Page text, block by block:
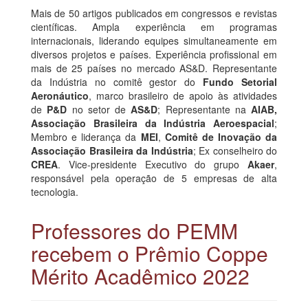
Mais de 50 artigos publicados em congressos e revistas
científicas. Ampla experiência em programas
internacionais, liderando equipes simultaneamente em
diversos projetos e países. Experiência profissional em
mais de 25 países no mercado AS&D. Representante
da Indústria no comitê gestor do Fundo Setorial
Aeronáutico, marco brasileiro de apoio às atividades
de P&D no setor deAS&D; Representante na AIAB,
Associação Brasileira da Indústria Aeroespacial;
Membro e liderança da MEI, Comitê de Inovação da
Associação Brasileira da Indústria; Ex conselheiro do
CREA. Vice-presidente Executivo do grupo Akaer,
responsável pela operação de 5 empresas de alta
tecnologia.
Professores do PEMM
recebem o Prêmio Coppe
Mérito Acadêmico 2022